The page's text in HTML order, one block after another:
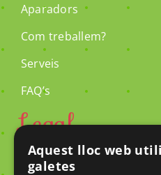
Aparadors
Com treballem?
Serveis
FAQ’s
Legal
Avis legal
Aquest lloc web
galetes